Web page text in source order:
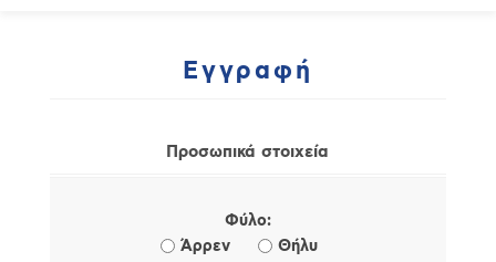
Εγγραφή
Προσωπικά στοιχεία
Φύλο:
Άρρεν
Θήλυ